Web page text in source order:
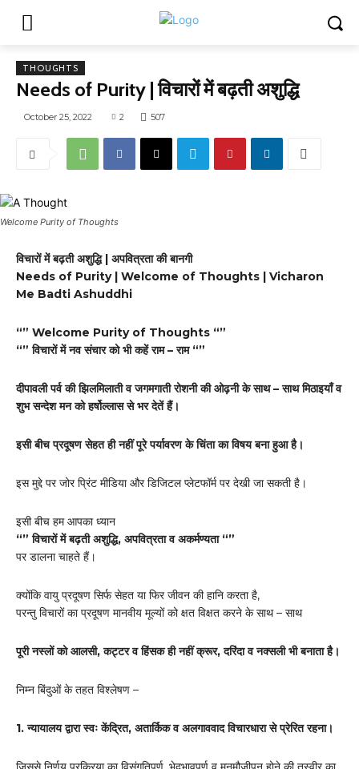
THOUGHTS
Needs of Purity | विचारों में बढ़ती अशुद्धि
October 25, 2022 2 507
Welcome Purity of Thoughts
विचारों में बढ़ती अशुद्धि | अपवित्रता की बानगी
Needs of Purity | Welcome of Thoughts | Vicharon
Me Badti Ashuddhi
“” Welcome Purity of Thoughts “”
“” विचारों में नव संचार को भी कहें राम – राम “”
दीपावली पर्व की झिलमिलाती व जगमगाती रोशनी की ओढ़नी के साथ – साथ मिठाइयाँ व
शुभ सन्देश मन को हर्षोल्लास से भर देतें हैं।
इसी बीच प्रदूषण सेहत ही नहीं पूरे पर्यावरण के चिंता का विषय बना हुआ है।
इस मुद्दे पर जोर प्रिंट मीडिया और डिजिटल प्लेटफॉर्म पर देखी जा सकती है।
इसी बीच हम आपका ध्यान
“” विचारों में बढ़ती अशुद्धि, अपवित्रता व अकर्मण्यता “”
पर डालना चाहते हैं।
क्योंकि वायु प्रदूषण सिर्फ सेहत या फिर जीवन की हानि करता है,
परन्तु विचारों का प्रदूषण मानवीय मूल्यों को क्षत विक्षत करने के साथ – साथ
पूरी नस्लों को आलसी, कट्टर व हिंसक ही नहीं क्रूर, दरिंदा व नक्सली भी बनाता है।
निम्न बिंदुओं के तहत विश्लेषण –
1. न्यायालय द्वारा स्वः केंद्रित, अतार्किक व अलगाववाद विचारधारा से प्रेरित रहना।